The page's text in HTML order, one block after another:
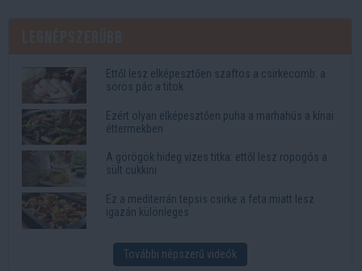
Ettől lesz elképesztően szaftos a csirkecomb: a
sörös pác a titok
Ezért olyan elképesztően puha a marhahús a kínai
éttermekben
A görögök hideg vizes titka: ettől lesz ropogós a
sült cukkini
Ez a mediterrán tepsis csirke a feta miatt lesz
igazán különleges
További népszerű videók